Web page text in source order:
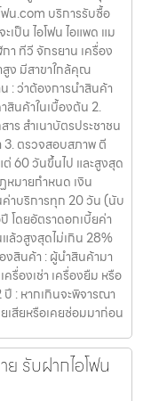
ฟน.com บริการรับซื้อ
เป็น ไอโฟน ไอแพด แม
า ทีวี จักรยาน เครื่อง
สูง มีสาขาใกล้คุณ
: ว่าต้องการนำสินค้า
สินค้าในเบื้องต้น 2.
ร สำเนาบัตรประชาชน
3. ตรวจสอบสภาพ ตี
ต่ 60 วันขึ้นไป และสูงสุด
หมายกำหนด เงิน
ค่าบริการทุก 20 วัน (นับ
โดยอัตราดอกเบี้ยค่า
ล้วสูงสุดไม่เกิน 28%
งสินค้า : ผู้นำสินค้ามา
ครื่องเช่า เครื่องยืม หรือ
: หากเกินจะพิจารณา
เสียหรือเคยซ่อมมาก่อน
รับฝากไอโฟน